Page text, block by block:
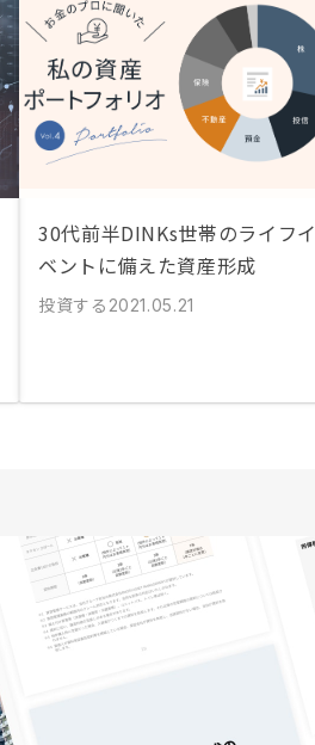
30代前半DINKs世帯のライフイ
ベントに備えた資産形成
投資する 2021.05.21